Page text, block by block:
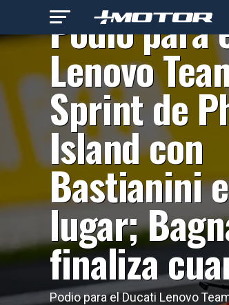
Podio para
Lenovo
Sprint de
Island con
Bastianini
lugar;
finaliza
Podio para el Ducati Lenovo